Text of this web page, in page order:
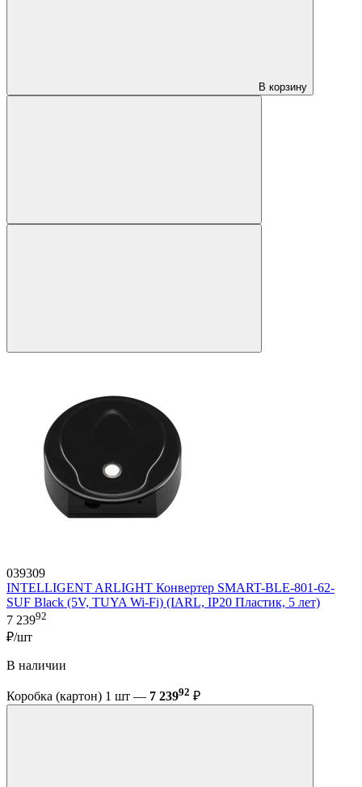
В корзину
039309
INTELLIGENT ARLIGHT Конвертер SMART-BLE-801-62-
SUF Black (5V, TUYA Wi-Fi) (IARL, IP20 Пластик, 5 лет)
7 23992
₽/шт
В наличии
Коробка (картон) 1 шт — 7 23992 ₽